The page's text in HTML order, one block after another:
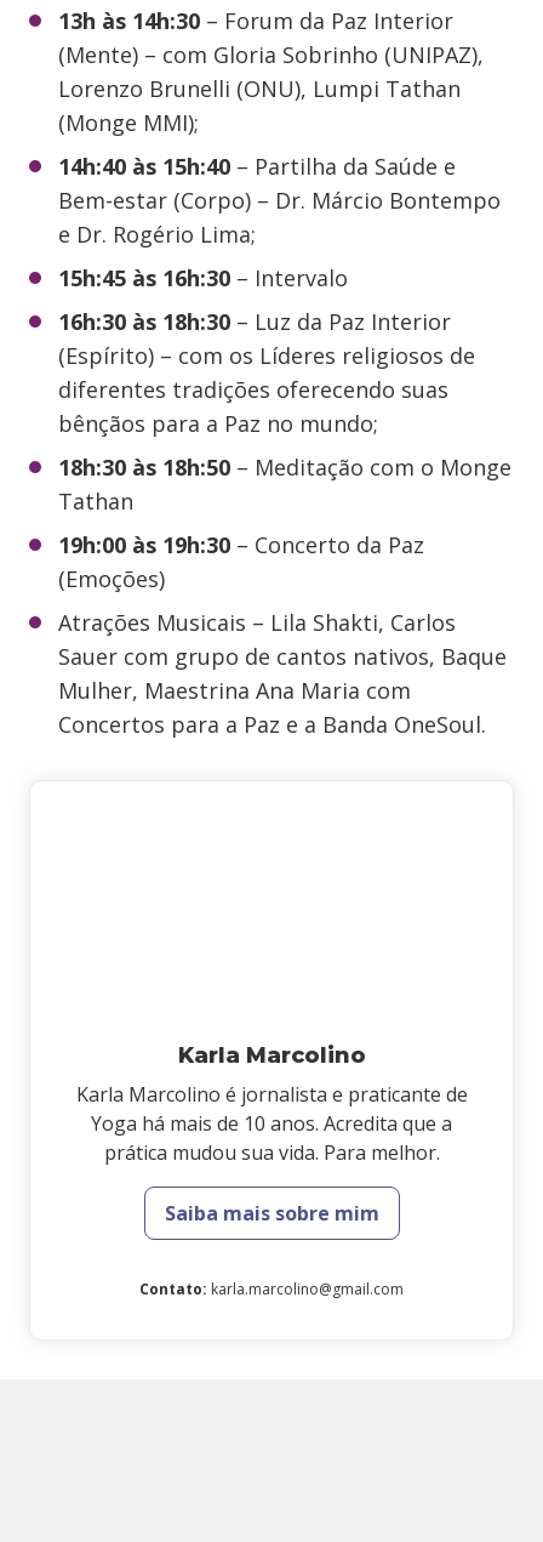
13h às 14h:30 – Forum da Paz Interior
(Mente) – com Gloria Sobrinho (UNIPAZ),
Lorenzo Brunelli (ONU), Lumpi Tathan
(Monge MMI);
14h:40 às 15h:40 – Partilha da Saúde e
Bem-estar (Corpo) – Dr. Márcio Bontempo
e Dr. Rogério Lima;
15h:45 às 16h:30 – Intervalo
16h:30 às 18h:30 – Luz da Paz Interior
(Espírito) – com os Líderes religiosos de
diferentes tradições oferecendo suas
bênçãos para a Paz no mundo;
18h:30 às 18h:50 – Meditação com o Monge
Tathan
19h:00 às 19h:30 – Concerto da Paz
(Emoções)
Atrações Musicais – Lila Shakti, Carlos
Sauer com grupo de cantos nativos, Baque
Mulher, Maestrina Ana Maria com
Concertos para a Paz e a Banda OneSoul.
Karla Marcolino
Karla Marcolino é jornalista e praticante de
Yoga há mais de 10 anos. Acredita que a
prática mudou sua vida. Para melhor.
Saiba mais sobre mim
Contato: karla.marcolino@gmail.com